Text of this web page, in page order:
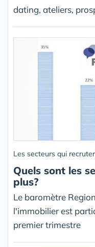
dating, ateliers,
Les secteurs qui
Quels sont les
plus?
Le baromètre
l'immobilier est
premier trimestre